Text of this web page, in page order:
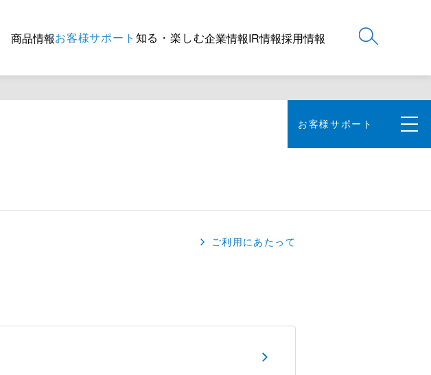
商品情報お客様サポート 知る・楽しむ企業情報IR情報採用情報
お客様サポート
ご利用にあたって